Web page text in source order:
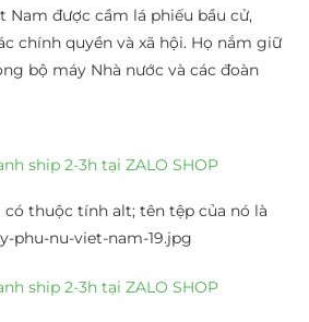
Nam được cầm lá phiếu bầu cử,
chính quyền và xã hội. Họ nắm giữ
bộ máy Nhà nước và các đoàn
ship 2-3h tại ZALO SHOP
ship 2-3h tại ZALO SHOP